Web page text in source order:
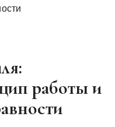
работы и